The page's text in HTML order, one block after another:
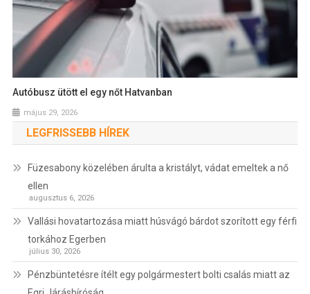
Autóbusz ütött el egy nőt Hatvanban
május 29, 2026
LEGFRISSEBB HÍREK
Füzesabony közelében árulta a kristályt, vádat emeltek a nő
ellen
augusztus 6, 2026
Vallási hovatartozása miatt húsvágó bárdot szorított egy férfi
torkához Egerben
július 30, 2026
Pénzbüntetésre ítélt egy polgármestert bolti csalás miatt az